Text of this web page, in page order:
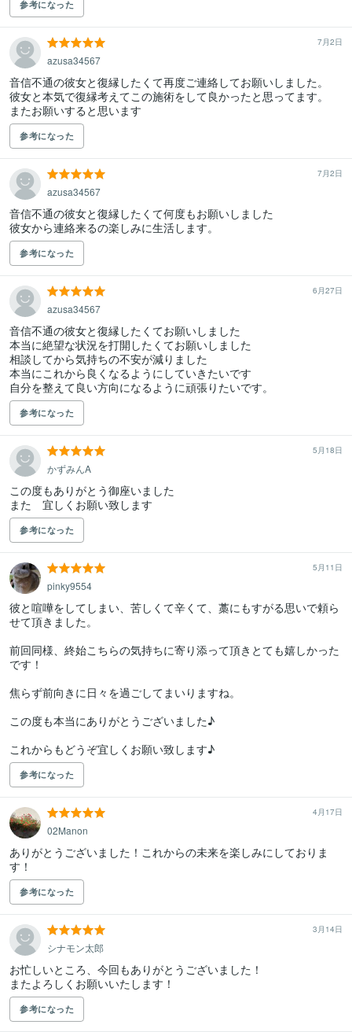
参考になった
7月2日
azusa34567
音信不通の彼女と復縁したくて再度ご連絡してお願いしました。
彼女と本気で復縁考えてこの施術をして良かったと思ってます。
またお願いすると思います
参考になった
7月2日
azusa34567
音信不通の彼女と復縁したくて何度もお願いしました
彼女から連絡来るの楽しみに生活します。
参考になった
6月27日
azusa34567
音信不通の彼女と復縁したくてお願いしました
本当に絶望な状況を打開したくてお願いしました
相談してから気持ちの不安が減りました
本当にこれから良くなるようにしていきたいです
自分を整えて良い方向になるように頑張りたいです。
参考になった
5月18日
かずみんA
この度もありがとう御座いました
また　宜しくお願い致します
参考になった
5月11日
pinky9554
彼と喧嘩をしてしまい、苦しくて辛くて、藁にもすがる思いで頼ら
せて頂きました。
前回同様、終始こちらの気持ちに寄り添って頂きとても嬉しかった
です！
焦らず前向きに日々を過ごしてまいりますね。
この度も本当にありがとうございました♪
これからもどうぞ宜しくお願い致します♪
参考になった
4月17日
02Manon
ありがとうございました！これからの未来を楽しみにしておりま
す！
参考になった
3月14日
シナモン太郎
お忙しいところ、今回もありがとうございました！
またよろしくお願いいたします！
参考になった